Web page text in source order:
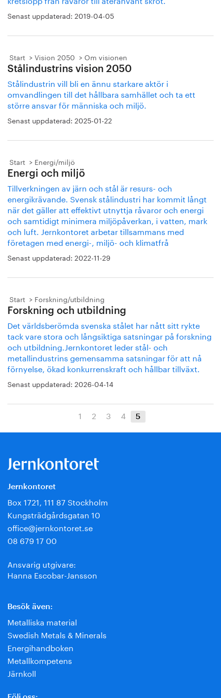
Senast uppdaterad: 2019-04-05
Start Vision 2050 Om visionen
Stålindustrins vision 2050
Stålindustrin vill bli en ännu starkare aktör i
omvandlingen till det hållbara samhället och ta ett
större ansvar för människa och miljö.
Senast uppdaterad: 2025-01-22
Start Energi/miljö
Energi och miljö
Tillverkningen av järn och stål är resurs- och
energikrävande. Svensk stålindustri har kommit långt
när det gäller att effektivt utnyttja råvaror och energi
och samtidigt minimera miljöpåverkan, i vatten, mark
och luft. Jernkontoret arbetar tillsammans med
företagen med energi-, miljö- och klimatfrå
Senast uppdaterad: 2022-11-29
Start Forskning/utbildning
Forskning och utbildning
Det världsberömda svenska stålet har nått sitt rykte
tack vare stora och långsiktiga satsningar på forskning
och utbildning.Jernkontoret leder stål- och
metallindustrins gemensamma satsningar för att nå
förnyelse, ökad konkurrenskraft och hållbar tillväxt.
Senast uppdaterad: 2026-04-14
1 2 3 4 5
Jernkontoret
Box 1721, 111 87 Stockholm
Kungsträdgårdsgatan 10
office@jernkontoret.se
08 679 17 00
Ansvarig utgivare:
Hanna Escobar-Jansson
Besök även:
Metalliska material
Swedish Metals & Minerals
Energihandboken
Metallkompetens
Järnkoll